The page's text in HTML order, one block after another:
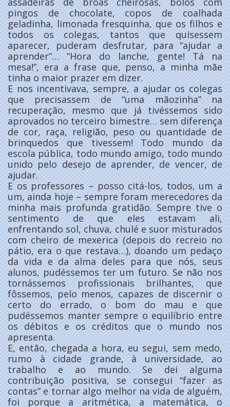
pingos de chocolate, copos de coalhada
geladinha, limonada fresquinha, que os filhos e
todos os colegas, tantos que quisessem
aparecer, puderam desfrutar, para “ajudar a
aprender”… “Hora do lanche, gente! Tá na
mesa!”, era a frase que, penso, a minha mãe
tinha o maior prazer em dizer.
E nos incentivava, sempre, a ajudar os colegas
que precisassem de “uma mãozinha” na
recuperação, mesmo que já tivéssemos sido
aprovados no terceiro bimestre… sem diferença
de cor, raça, religião, peso ou quantidade de
brinquedos que tivessem! Todo mundo da
escola pública, todo mundo amigo, todo mundo
unido pelo desejo de aprender, de vencer, de
ajudar.
E os professores – posso citá-los, todos, um a
um, ainda hoje – sempre foram merecedores da
minha mais profunda gratidão. Sempre tive o
sentimento de que eles estavam ali,
enfrentando sol, chuva, chulé e suor misturados
com cheiro de mexerica (depois do recreio no
pátio, era o que restava…), doando um pedaço
da vida e da alma deles para que nós, seus
alunos, pudéssemos ter um futuro. Se não nos
tornássemos profissionais brilhantes, que
fôssemos, pelo menos, capazes de discernir o
certo do errado, o bom do mau e que
pudéssemos manter sempre o equilíbrio entre
os débitos e os créditos que o mundo nos
apresenta.
E, então, chegada a hora, eu segui, sem medo,
rumo à cidade grande, à universidade, ao
trabalho e ao mundo. Se dei alguma
contribuição positiva, se consegui “fazer as
contas” e tornar algo melhor na vida de alguém,
foi porque a aritmética, a matemática, o